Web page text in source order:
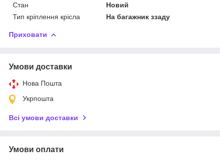
Стан
Новий
Тип кріплення крісла
На багажник ззаду
Приховати
Умови доставки
Нова Пошта
Укрпошта
Всі умови доставки
Умови оплати